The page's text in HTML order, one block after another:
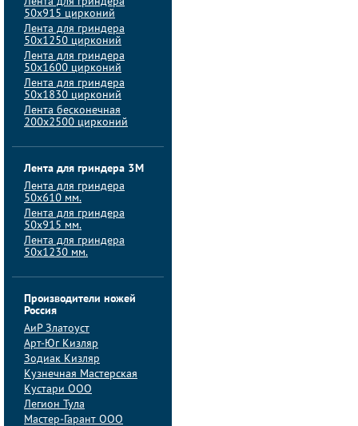
50х915 цирконий
Лента для гриндера
50х1250 цирконий
Лента для гриндера
50х1600 цирконий
Лента для гриндера
50x1830 цирконий
Лента бесконечная
200х2500 цирконий
Лента для гриндера 3M
Лента для гриндера
50x610 мм.
Лента для гриндера
50x915 мм.
Лента для гриндера
50x1230 мм.
Производители ножей
Россия
АиP Златоуст
Арт-Юг Кизляр
Зодиак Кизляр
Кузнечная Мастерская
Кустари ООО
Легион Тула
Мастер-Гарант ООО